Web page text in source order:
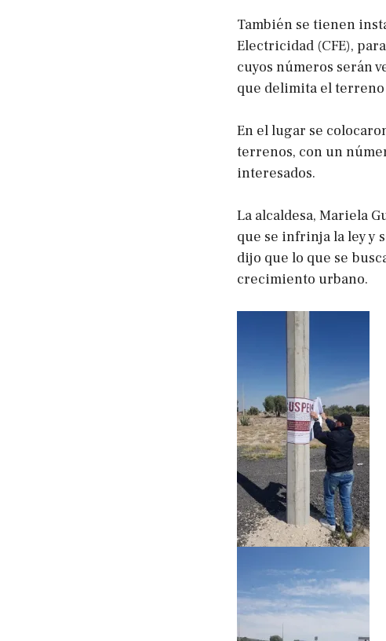
También se tienen
Electricidad (CFE),
cuyos números serán
que delimita el
En el lugar se
terrenos, con un
interesados.
La alcaldesa, Mariela
que se infrinja la ley y
dijo que lo que se
crecimiento urbano.